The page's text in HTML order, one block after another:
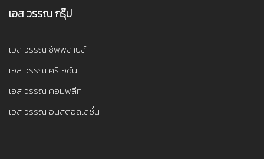
เอส วรรณ กรุ๊ป
เอส วรรณ ซัพพลายส์
เอส วรรณ ครีเอชั่น
เอส วรรณ คอมพลีท
เอส วรรณ อินสตอลเลชั่น